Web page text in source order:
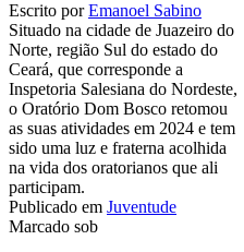
Escrito porEmanoel Sabino
Situado na cidade de Juazeiro do
Norte, região Sul do estado do
Ceará, que corresponde a
Inspetoria Salesiana do Nordeste,
o Oratório Dom Bosco retomou
as suas atividades em 2024 e tem
sido uma luz e fraterna acolhida
na vida dos oratorianos que ali
participam.
Publicado em Juventude
Marcado sob